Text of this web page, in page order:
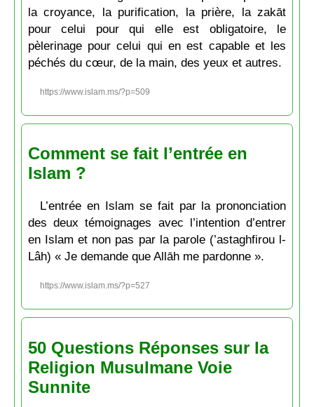
la croyance, la purification, la prière, la zakāt
pour celui pour qui elle est obligatoire, le
pèlerinage pour celui qui en est capable et les
péchés du cœur, de la main, des yeux et autres.
https://www.islam.ms/?p=509
Comment se fait l’entrée en
Islam ?
L’entrée en Islam se fait par la prononciation
des deux témoignages avec l’intention d’entrer
en Islam et non pas par la parole (’astaghfirou l-
Lâh) « Je demande que Allāh me pardonne ».
https://www.islam.ms/?p=527
50 Questions Réponses sur la
Religion Musulmane Voie
Sunnite